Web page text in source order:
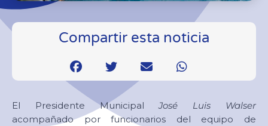
Compartir esta noticia
El Presidente MunicipalJosé Luis Walser
acompañado por funcionarios del equipo de